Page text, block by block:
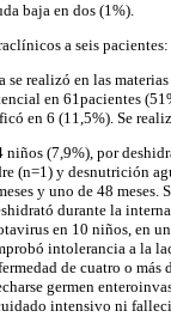
baja en dos (1%).
a seis
realizó en las
en 61pacientes
en 6 (11,5%). Se
(7,9%), por
(n=1) y desnutrición
y uno de 48
durante la
en 10 niños, en
intolerancia a la
de cuatro o
germen
intensivo ni